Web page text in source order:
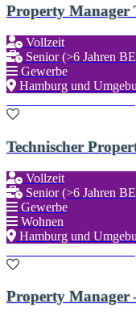
Property Manager
Vollzeit
Senior (>6 Jahren
Gewerbe
Hamburg und
Technischer
Vollzeit
Senior (>6 Jahren
Gewerbe
Wohnen
Hamburg und
Property Manager